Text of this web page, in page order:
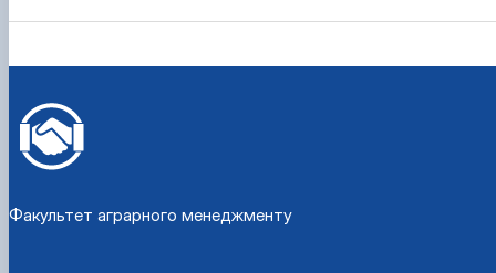
Факультет аграрного менеджменту